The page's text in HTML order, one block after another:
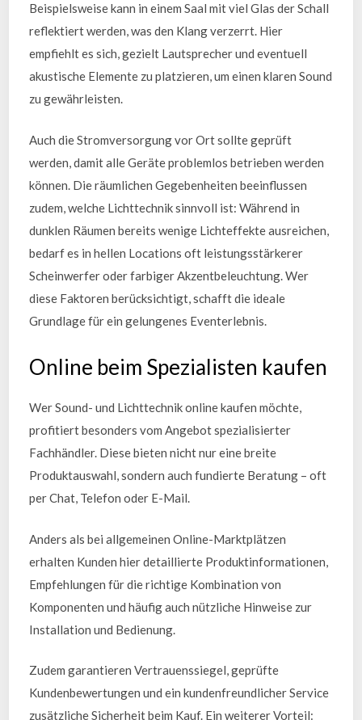
Beispielsweise kann in einem Saal mit viel Glas der Schall
reflektiert werden, was den Klang verzerrt. Hier
empfiehlt es sich, gezielt Lautsprecher und eventuell
akustische Elemente zu platzieren, um einen klaren Sound
zu gewährleisten.
Auch die Stromversorgung vor Ort sollte geprüft
werden, damit alle Geräte problemlos betrieben werden
können. Die räumlichen Gegebenheiten beeinflussen
zudem, welche Lichttechnik sinnvoll ist: Während in
dunklen Räumen bereits wenige Lichteffekte ausreichen,
bedarf es in hellen Locations oft leistungsstärkerer
Scheinwerfer oder farbiger Akzentbeleuchtung. Wer
diese Faktoren berücksichtigt, schafft die ideale
Grundlage für ein gelungenes Eventerlebnis.
Online beim Spezialisten kaufen
Wer Sound- und Lichttechnik online kaufen möchte,
profitiert besonders vom Angebot spezialisierter
Fachhändler. Diese bieten nicht nur eine breite
Produktauswahl, sondern auch fundierte Beratung – oft
per Chat, Telefon oder E-Mail.
Anders als bei allgemeinen Online-Marktplätzen
erhalten Kunden hier detaillierte Produktinformationen,
Empfehlungen für die richtige Kombination von
Komponenten und häufig auch nützliche Hinweise zur
Installation und Bedienung.
Zudem garantieren Vertrauenssiegel, geprüfte
Kundenbewertungen und ein kundenfreundlicher Service
zusätzliche Sicherheit beim Kauf. Ein weiterer Vorteil: